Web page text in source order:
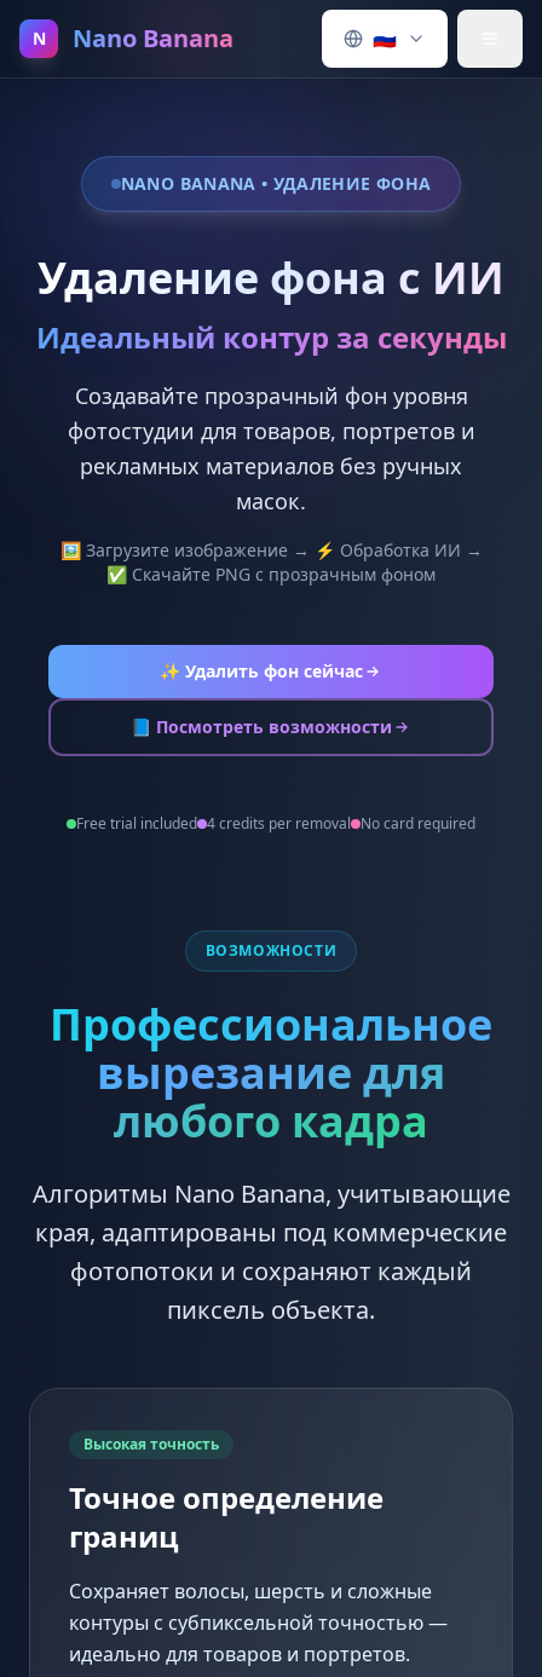
N Nano Banana 🇷🇺
NANO BANANA • УДАЛЕНИЕ ФОНА
Удаление фона с ИИ
Идеальный контур за секунды
Создавайте прозрачный фон уровня
фотостудии для товаров, портретов и
рекламных материалов без ручных
масок.
🖼️ Загрузите изображение → ⚡ Обработка ИИ →
✅ Скачайте PNG с прозрачным фоном
✨ Удалить фон сейчас
📘 Посмотреть возможности
Free trial included 4 credits per removal No card required
ВОЗМОЖНОСТИ
Профессиональное
вырезание для
любого кадра
Алгоритмы Nano Banana, учитывающие
края, адаптированы под коммерческие
фотопотоки и сохраняют каждый
пиксель объекта.
Высокая точность
Точное определение
границ
Сохраняет волосы, шерсть и сложные
контуры с субпиксельной точностью —
идеально для товаров и портретов.